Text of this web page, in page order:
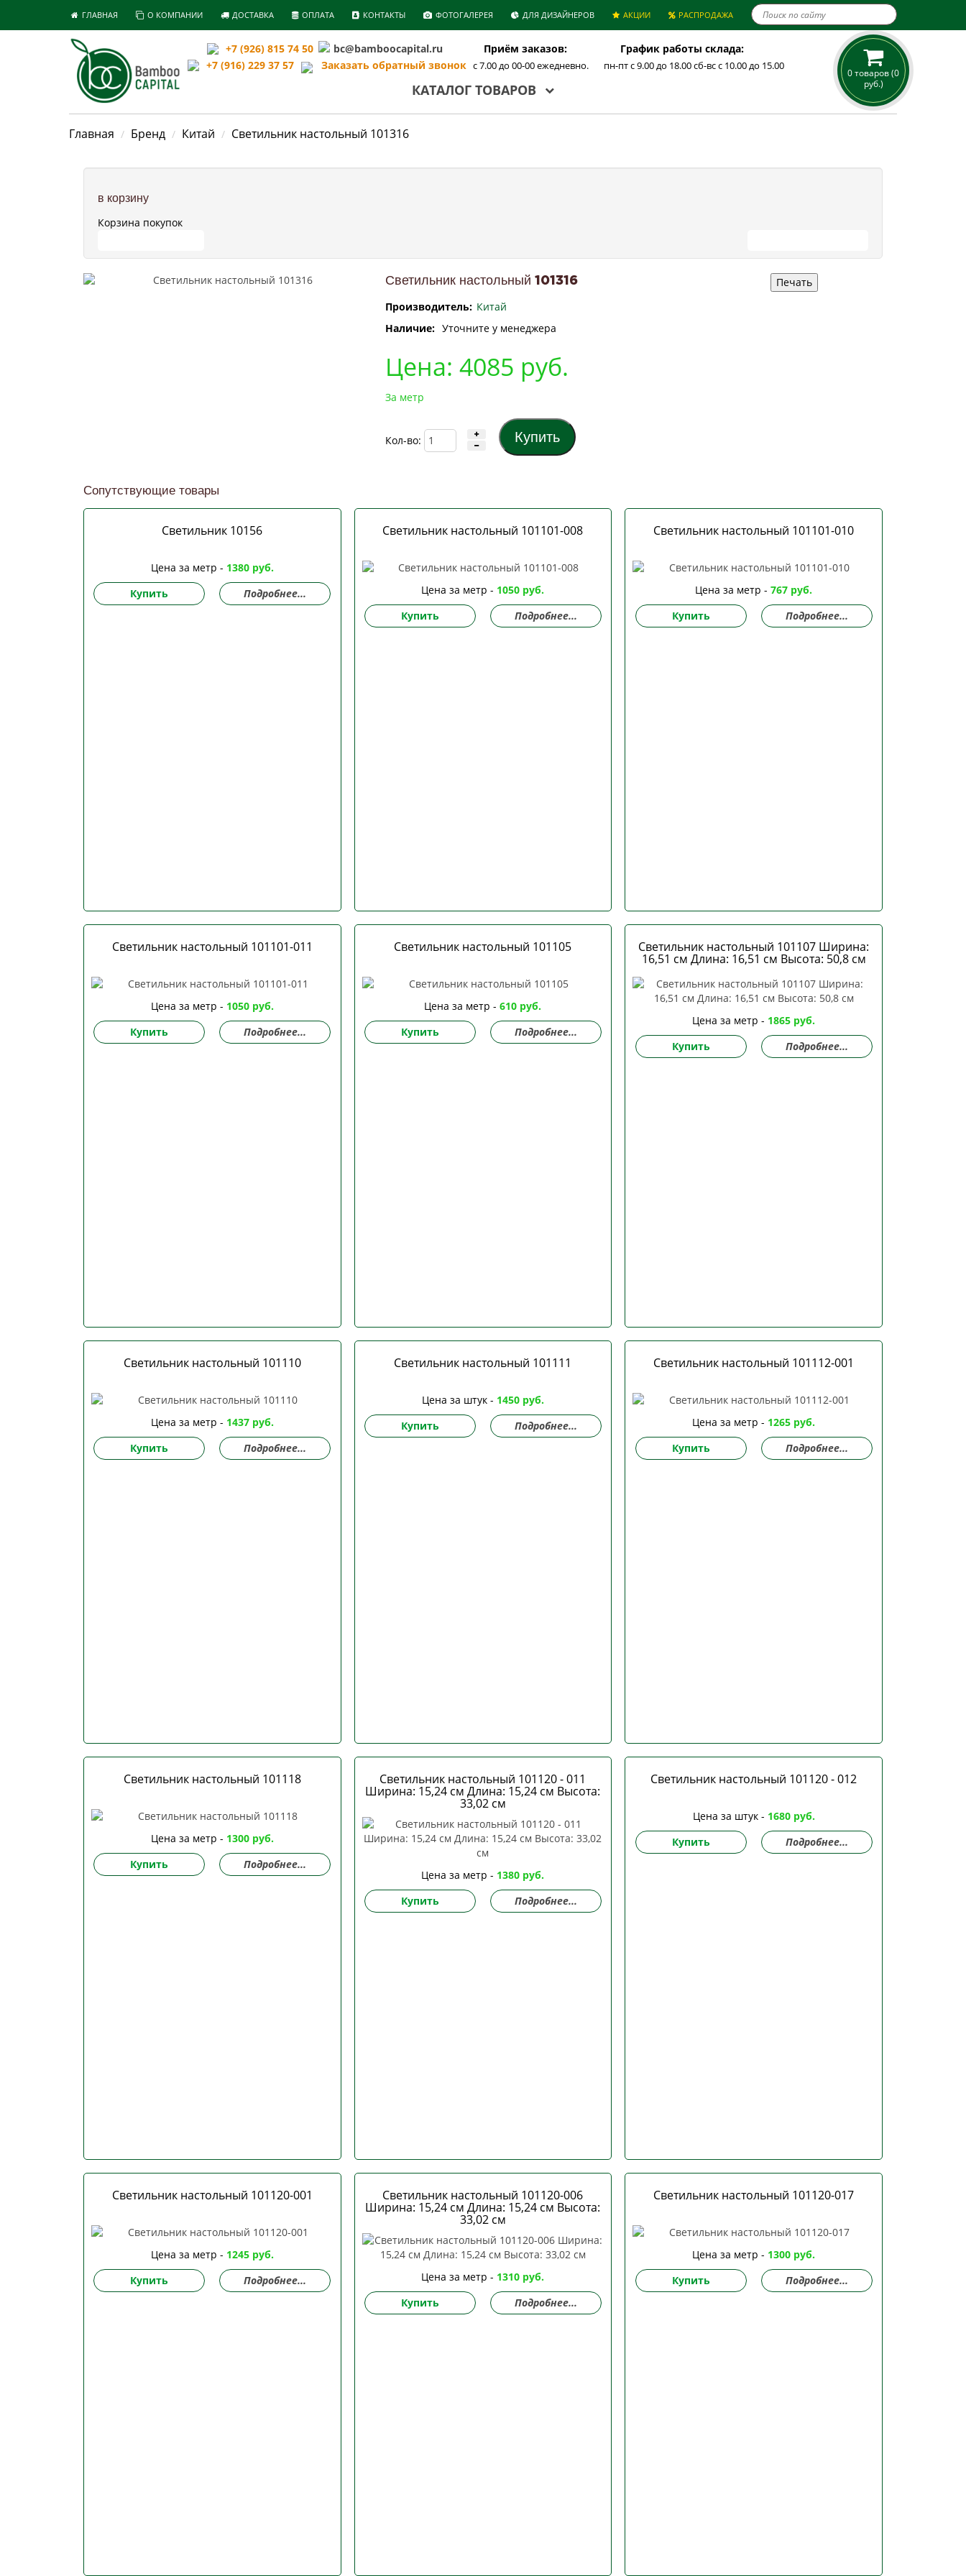
ГЛАВНАЯ О КОМПАНИИ ДОСТАВКА ОПЛАТА КОНТАКТЫ ФОТОГАЛЕРЕЯ ДЛЯ ДИЗАЙНЕРОВ АКЦИИ РАСПРОДАЖА
+7 (926) 815 74 50 bc@bamboocapital.ru Приём заказов:
График работы склада:
+7 (916) 229 37 57
Заказать обратный звонок с 7.00 до 00-00 ежедневно. пн-пт с 9.00 до 18.00 сб-вс с 10.00 до 15.00
0 товаров (0
руб.)
КАТАЛОГ ТОВАРОВ
Главная Бренд Китай Светильник настольный 101316
в корзину
Корзина покупок
Светильник настольный 101316
Производитель: Китай
Наличие: Уточните у менеджера
Цена: 4085 руб.
За метр
Кол-во:
Сопутствующие товары
Светильник 10156
Цена за метр - 1380 руб.
Купить
Подробнее...
Светильник настольный 101101-008
Цена за метр - 1050 руб.
Купить
Подробнее...
Светильник настольный 101101-010
Цена за метр -767 руб.
Купить
Подробнее...
Светильник настольный 101101-011
Цена за метр - 1050 руб.
Купить
Подробнее...
Светильник настольный 101105
Цена за метр -610 руб.
Купить
Подробнее...
Светильник настольный 101107 Ширина:
16,51 см Длина: 16,51 см Высота: 50,8 см
Цена за метр - 1865 руб.
Купить
Подробнее...
Светильник настольный 101110
Цена за метр - 1437 руб.
Купить
Подробнее...
Светильник настольный 101111
Цена за штук - 1450 руб.
Купить
Подробнее...
Светильник настольный 101112-001
Цена за метр - 1265 руб.
Купить
Подробнее...
Светильник настольный 101118
Цена за метр - 1300 руб.
Купить
Подробнее...
Светильник настольный 101120 - 011
Ширина: 15,24 см Длина: 15,24 см Высота:
33,02 см
Цена за метр - 1380 руб.
Купить
Подробнее...
Светильник настольный 101120 - 012
Цена за штук - 1680 руб.
Купить
Подробнее...
Светильник настольный 101120-001
Цена за метр - 1245 руб.
Купить
Подробнее...
Светильник настольный 101120-006
Ширина: 15,24 см Длина: 15,24 см Высота:
33,02 см
Цена за метр - 1310 руб.
Купить
Подробнее...
Светильник настольный 101120-017
Цена за метр - 1300 руб.
Купить
Подробнее...